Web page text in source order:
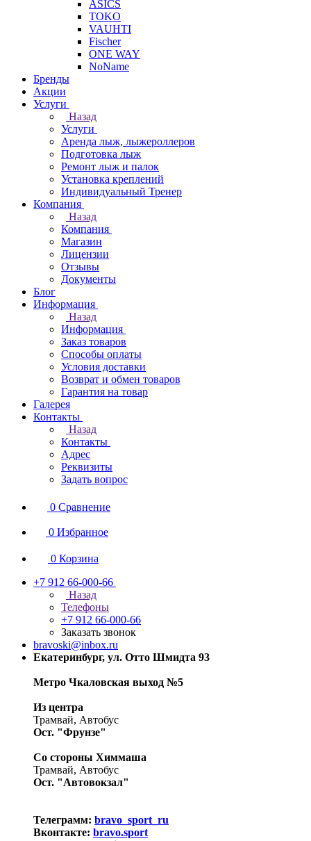
ASICS
TOKO
VAUHTI
Fischer
ONE WAY
NoName
Бренды
Акции
Услуги
Назад
Услуги
Аренда лыж, лыжероллеров
Подготовка лыж
Ремонт лыж и палок
Установка креплений
Индивидуальный Тренер
Компания
Назад
Компания
Магазин
Лицензии
Отзывы
Документы
Блог
Информация
Назад
Информация
Заказ товаров
Способы оплаты
Условия доставки
Возврат и обмен товаров
Гарантия на товар
Галерея
Контакты
Назад
Контакты
Адрес
Реквизиты
Задать вопрос
0 Сравнение
0 Избранное
0 Корзина
+7 912 66-000-66
Назад
Телефоны
+7 912 66-000-66
Заказать звонок
bravoski@inbox.ru
Екатеринбург, ул. Отто Шмидта 93
Метро Чкаловская выход №5
Из центра
Трамвай, Автобус
Ост. "Фрунзе"
Со стороны Химмаша
Трамвай, Автобус
Ост. "Автовокзал"
Телеграмм: bravo_sport_ru
Вконтакте: bravo.sport